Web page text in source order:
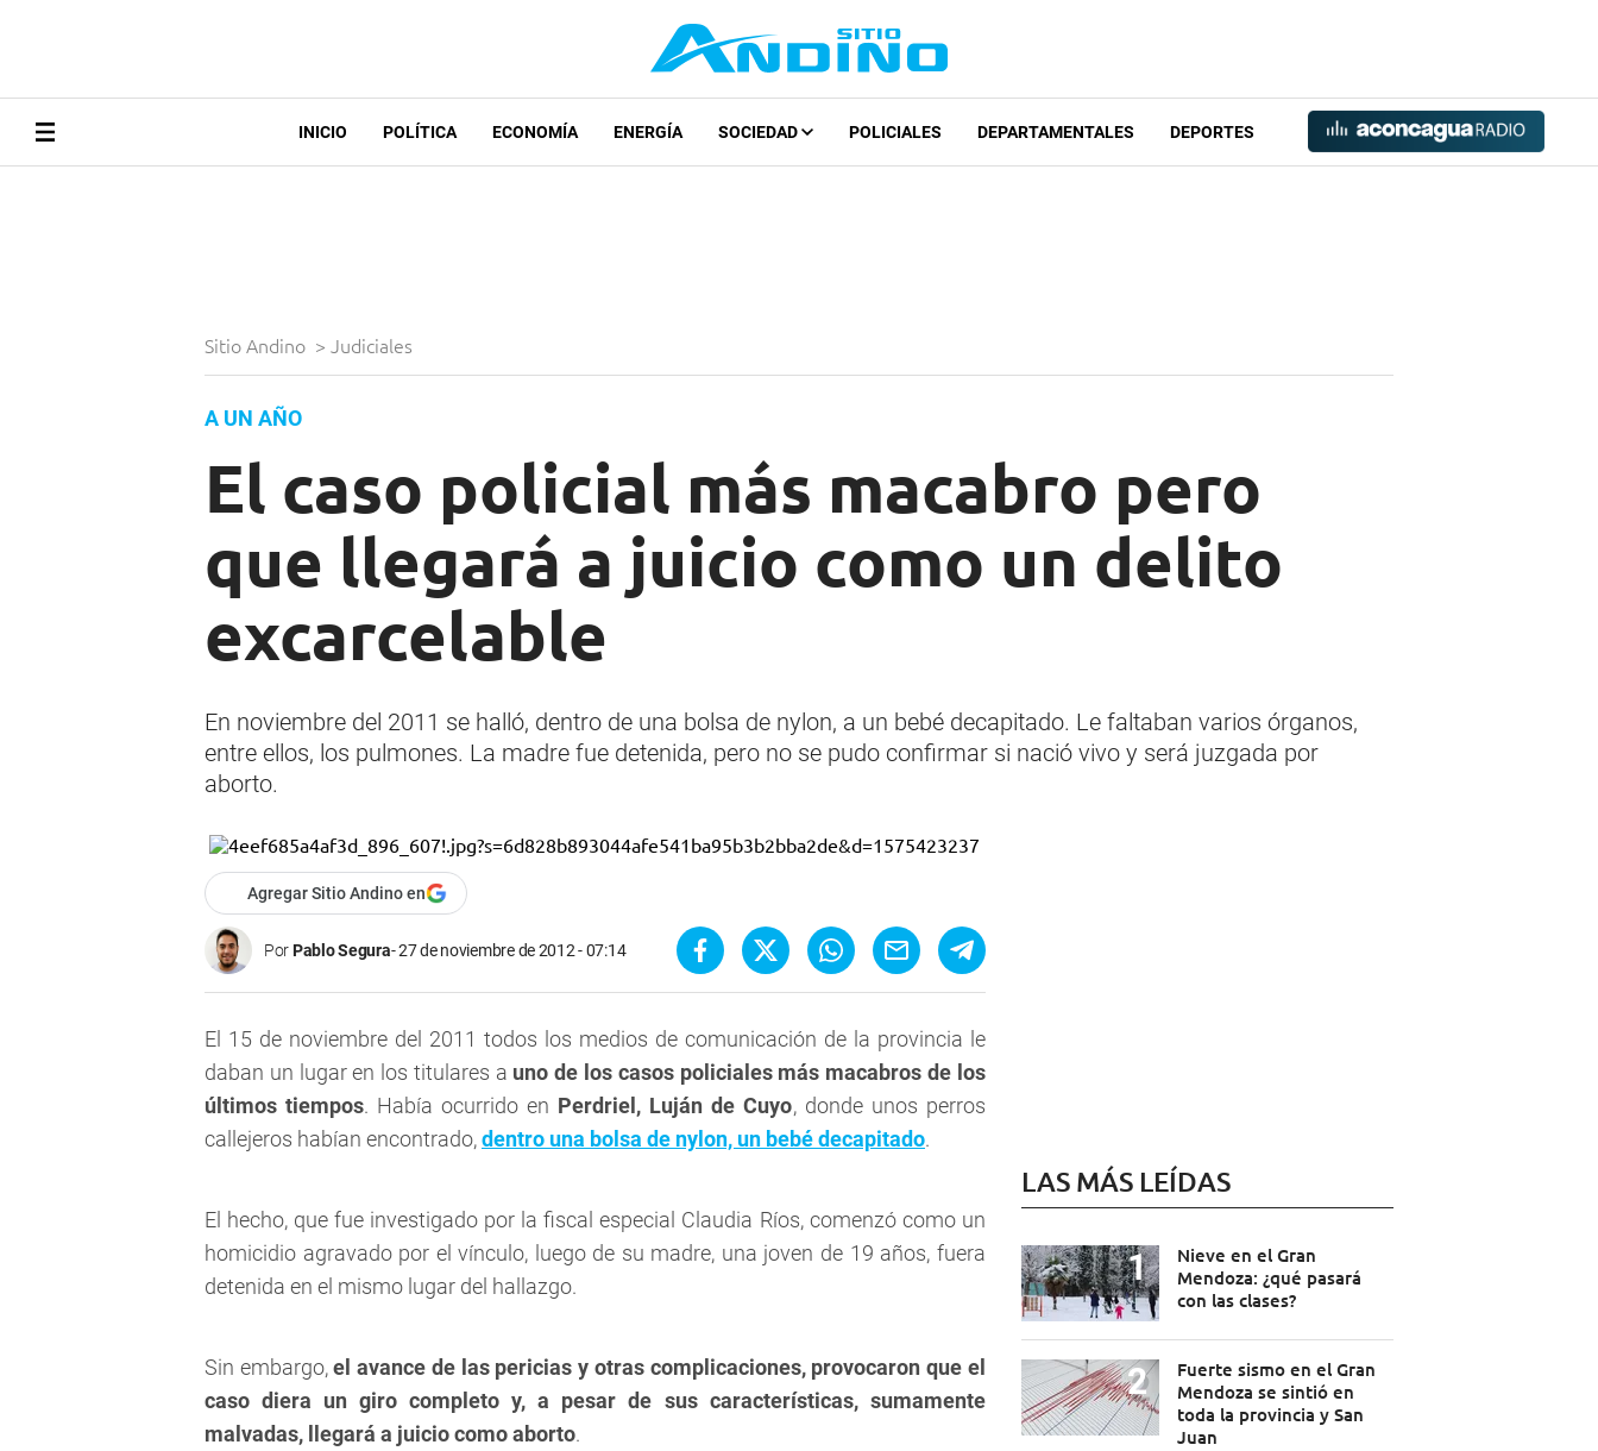
INICIO POLÍTICA ECONOMÍA ENERGÍA SOCIEDAD POLICIALES DEPARTAMENTALES DEPORTES
Sitio Andino > Judiciales
A UN AÑO
El caso policial más macabro pero
que llegará a juicio como un delito
excarcelable
En noviembre del 2011 se halló, dentro de una bolsa de nylon, a un bebé decapitado. Le faltaban varios órganos,
entre ellos, los pulmones. La madre fue detenida, pero no se pudo confirmar si nació vivo y será juzgada por
aborto.
Agregar Sitio Andino en
PorPablo Segura 27 de noviembre de 2012 - 07:14
El 15 de noviembre del 2011 todos los medios de comunicación de la provincia le
daban un lugar en los titulares a uno de los casos policiales más macabros de los
últimos tiempos. Había ocurrido en Perdriel, Luján de Cuyo, donde unos perros
callejeros habían encontrado,dentro una bolsa de nylon, un bebé decapitado.
El hecho, que fue investigado por la fiscal especial Claudia Ríos, comenzó como un
homicidio agravado por el vínculo, luego de su madre, una joven de 19 años, fuera
detenida en el mismo lugar del hallazgo.
Sin embargo,el avance de las pericias y otras complicaciones, provocaron que el
caso diera un giro completo y, a pesar de sus características, sumamente
malvadas, llegará a juicio como aborto.
LAS MÁS LEÍDAS
Nieve en el Gran
Mendoza: ¿qué pasará
con las clases?
Fuerte sismo en el Gran
Mendoza se sintió en
toda la provincia y San
Juan